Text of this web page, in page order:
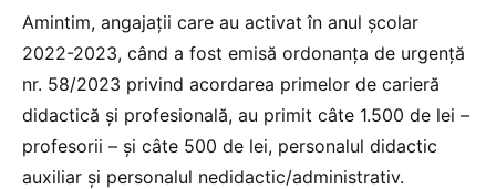
Amintim, angajații care au activat în anul școlar
2022-2023, când a fost emisă ordonanța de urgență
nr. 58/2023 privind acordarea primelor de carieră
didactică și profesională, au primit câte 1.500 de lei –
profesorii – și câte 500 de lei, personalul didactic
auxiliar și personalul nedidactic/administrativ.